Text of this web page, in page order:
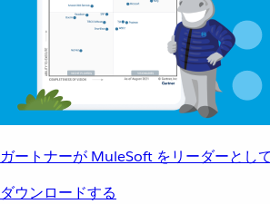
ガートナーが MuleSoft をリーダーとし
ダウンロードする